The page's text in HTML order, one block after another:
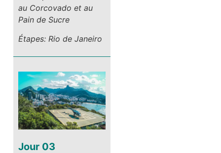
au Corcovado et au
Pain de Sucre
Étapes: Rio de Janeiro
Jour 03